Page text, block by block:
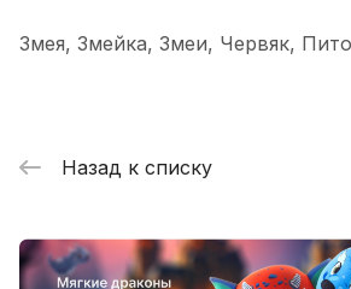
Змея, Змейка, Змеи, Червяк,
Назад к списку